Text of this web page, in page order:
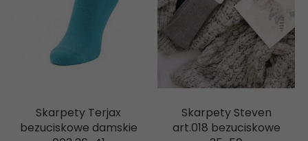
Skarpety Terjax
bezuciskowe damskie
Skarpety Steven
art.018 bezuciskowe